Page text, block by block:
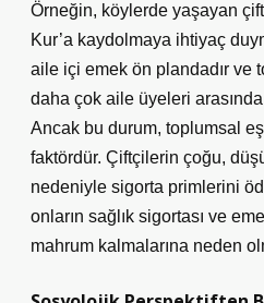
Örneğin, köylerde yaşayan
Kur’a kaydolmaya ihtiyaç
aile içi emek ön plandadır ve
daha çok aile üyeleri
Ancak bu durum, toplumsal
faktördür. Çiftçilerin çoğu,
nedeniyle sigorta primlerini
onların sağlık sigortası ve
mahrum kalmalarına neden